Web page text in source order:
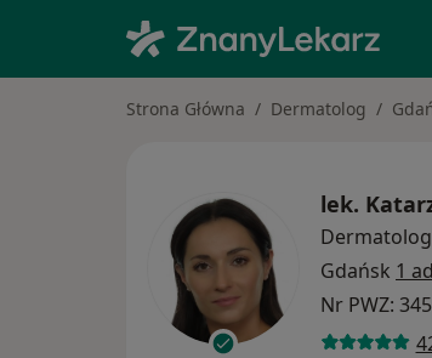
Strona Główna Dermatolog
lek.
Dermatolog
Gdańsk 1
Nr PWZ: